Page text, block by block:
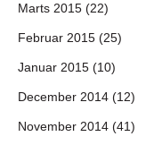
Marts 2015 (22)
Februar 2015 (25)
Januar 2015 (10)
December 2014 (12)
November 2014 (41)